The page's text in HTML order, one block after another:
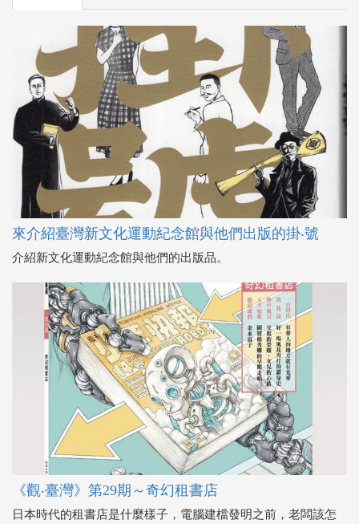
來介紹臺灣新文化運動紀念館與他們出版的掛‧號
介紹新文化運動紀念館與他們的出版品。
《觀‧臺灣》第29期～奇幻租書店
日本時代的租書店是什麼樣子，電腦建檔發明之前，老闆該怎